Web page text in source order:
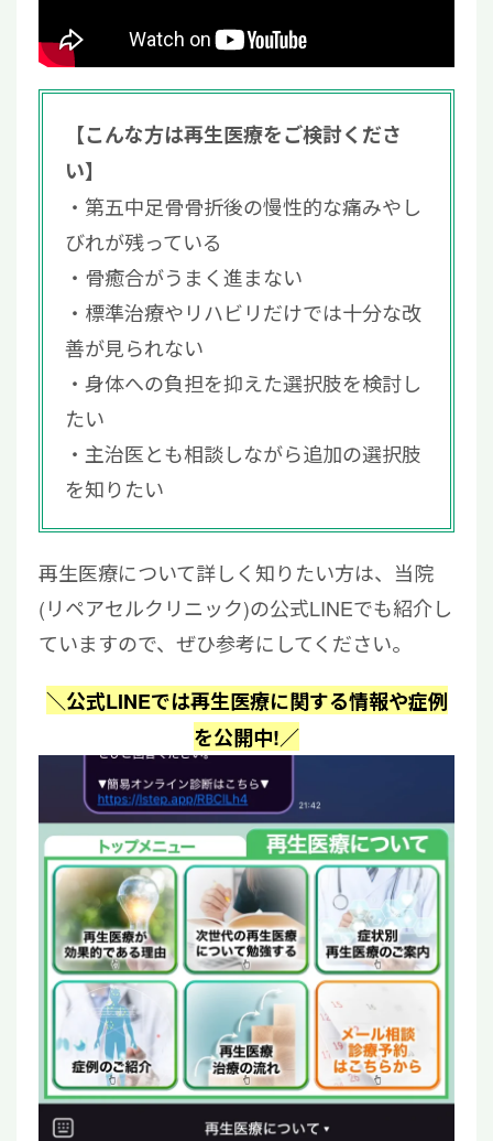
【こんな方は再生医療をご検討くださ
い】
第五中足骨骨折後の慢性的な痛みやし
びれが残っている
骨癒合がうまく進まない
標準治療やリハビリだけでは十分な改
善が見られない
身体への負担を抑えた選択肢を検討し
たい
主治医とも相談しながら追加の選択肢
を知りたい
再生医療について詳しく知りたい方は、当院
(リペアセルクリニック)の公式LINEでも紹介し
ていますので、ぜひ参考にしてください。
＼公式LINEでは再生医療に関する情報や症例
を公開中!／